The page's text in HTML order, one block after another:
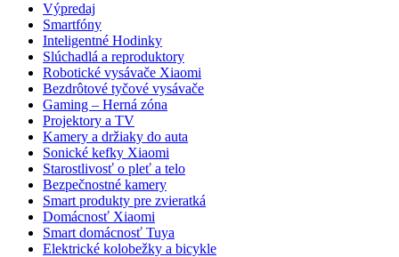
Výpredaj
Smartfóny
Inteligentné Hodinky
Slúchadlá a reproduktory
Robotické vysávače Xiaomi
Bezdrôtové tyčové vysávače
Gaming – Herná zóna
Projektory a TV
Kamery a držiaky do auta
Sonické kefky Xiaomi
Starostlivosť o pleť a telo
Bezpečnostné kamery
Smart produkty pre zvieratká
Domácnosť Xiaomi
Smart domácnosť Tuya
Elektrické kolobežky a bicykle